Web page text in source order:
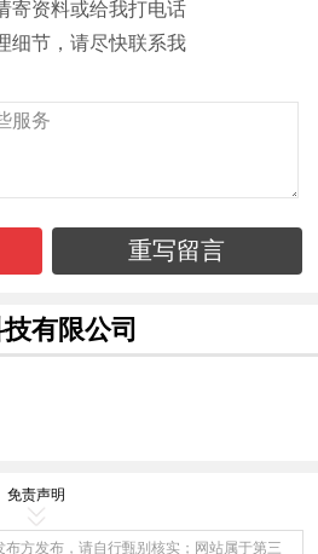
寄资料或给我打电话
细节，请尽快联系我
重写留言
有限公司
免责声明
布方发布，请自行甄别核实；网站属于第三